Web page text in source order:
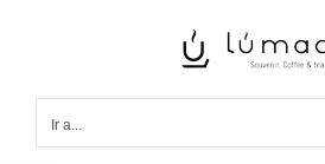
Ir a...